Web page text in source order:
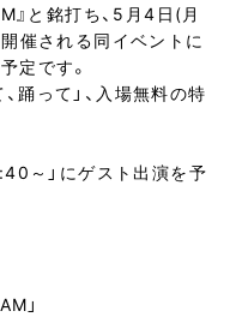
と銘打ち、5月4日(月
催される同イベントに
定です。
踊って」、入場無料の特
～」にゲスト出演を予
」